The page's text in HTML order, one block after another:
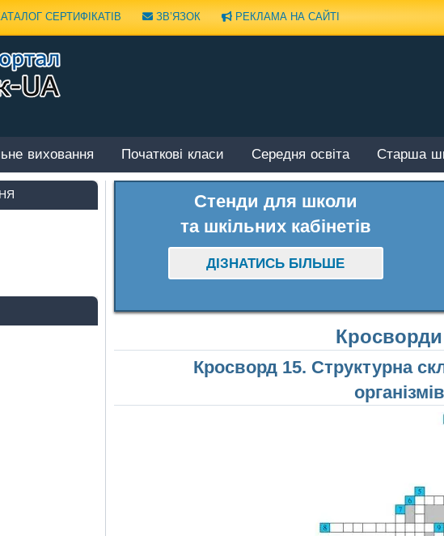
СЕРТИФІКАТІВ ЗВ’ЯЗОК РЕКЛАМА НА САЙТІ
виховання Початкові класи Середня освіта Старша
Стенди для школи
та шкільних кабінетів
ДІЗНАТИСЬ БІЛЬШЕ
Кросворди
Кросворд 15. Структурна